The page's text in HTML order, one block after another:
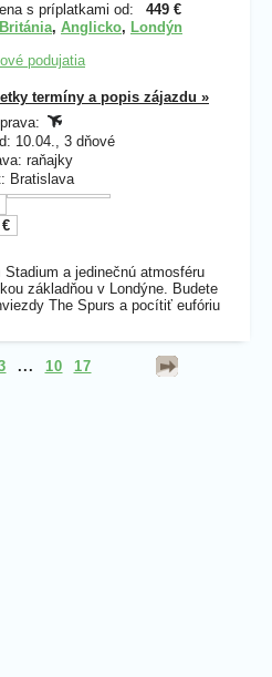
s príplatkami od:
449 €
, Anglicko, Londýn
podujatia
termíny a popis zájazdu »
10.04., 3 dňové
raňajky
Bratislava
Stadium a jedinečnú atmosféru
základňou v Londýne. Budete
The Spurs a pocítiť eufóriu
... 10 17